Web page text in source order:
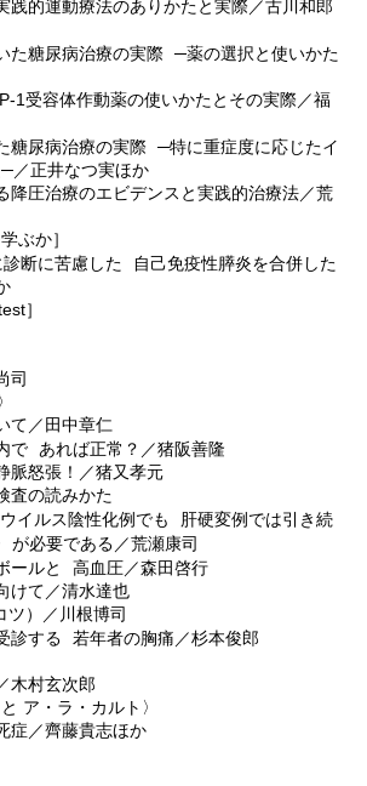
践的運動療法のありかたと実際／古川和郎
た糖尿病治療の実際 ─薬の選択と使いかた
1受容体作動薬の使いかたとその実際／福
糖尿病治療の実際 ─特に重症度に応じたイ
／正井なつ実ほか
降圧治療のエビデンスと実践的治療法／荒
ぶか］
断に苦慮した 自己免疫性膵炎を合併した
］
司
て／田中章仁
で あれば正常？／猪阪善隆
脈怒張！／猪又孝元
査の読みかた
ルス陰性化例でも 肝硬変例では引き続
が必要である／荒瀬康司
ールと 高血圧／森田啓行
けて／清水達也
ツ）／川根博司
診する 若年者の胸痛／杉本俊郎
木村玄次郎
ア・ラ・カルト〉
症／齊藤貴志ほか